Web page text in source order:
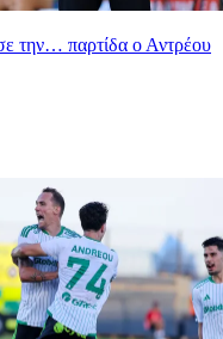
την… παρτίδα ο Αντρέου